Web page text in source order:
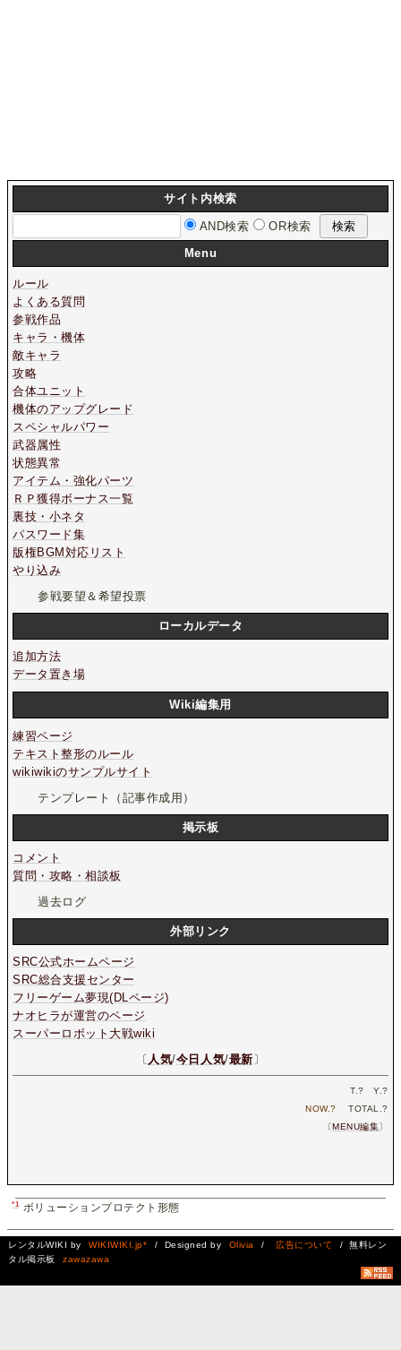
サイト内検索
AND検索
OR検索
Menu
ルール
よくある質問
参戦作品
キャラ・機体
敵キャラ
攻略
合体ユニット
機体のアップグレード
スペシャルパワー
武器属性
状態異常
アイテム・強化パーツ
ＲＰ獲得ボーナス一覧
裏技・小ネタ
パスワード集
版権BGM対応リスト
やり込み
参戦要望＆希望投票
ローカルデータ
追加方法
データ置き場
Wiki編集用
練習ページ
テキスト整形のルール
wikiwikiのサンプルサイト
テンプレート（記事作成用）
掲示板
コメント
質問・攻略・相談板
過去ログ
外部リンク
SRC公式ホームページ
SRC総合支援センター
フリーゲーム夢現(DLページ)
ナオヒラが運営のページ
スーパーロボット大戦wiki
〔 人気/今日人気/最新 〕
T.? Y.?
NOW.? TOTAL.?
〔MENU編集〕
*1 ボリューションプロテクト形態
レンタルWIKI by WIKIWIKI.jp* / Designed by Olivia / 広告について
/ 無料レン
タル掲示板
zawazawa